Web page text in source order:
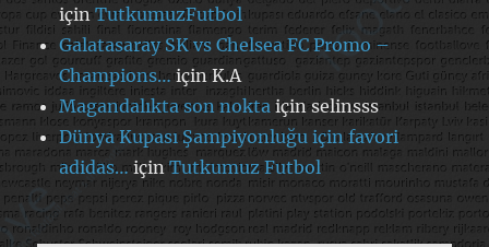
içinTutkumuzFutbol
Galatasaray SK vs Chelsea FC Promo –
Champions…içinK.A
Magandalıkta son nokta içinselinsss
Dünya Kupası Şampiyonluğu için favori
adidas…içinTutkumuz Futbol